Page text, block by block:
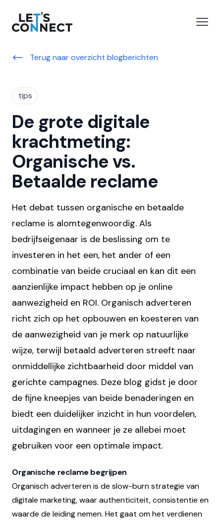
Let's Connect
Terug naar overzicht blogberichten
tips
De grote digitale
krachtmeting:
Organische vs.
Betaalde reclame
Het debat tussen organische en betaalde
reclame is alomtegenwoordig. Als
bedrijfseigenaar is de beslissing om te
investeren in het een, het ander of een
combinatie van beide cruciaal en kan dit een
aanzienlijke impact hebben op je online
aanwezigheid en ROI. Organisch adverteren
richt zich op het opbouwen en koesteren van
de aanwezigheid van je merk op natuurlijke
wijze, terwijl betaald adverteren streeft naar
onmiddellijke zichtbaarheid door middel van
gerichte campagnes. Deze blog gidst je door
de fijne kneepjes van beide benaderingen en
biedt een duidelijker inzicht in hun voordelen,
uitdagingen en wanneer je ze allebei moet
gebruiken voor een optimale impact.
Organische reclame begrijpen
Organisch adverteren is de slow-burn strategie van
digitale marketing, waar authenticiteit, consistentie en
waarde de leiding nemen. Het gaat om het verdienen